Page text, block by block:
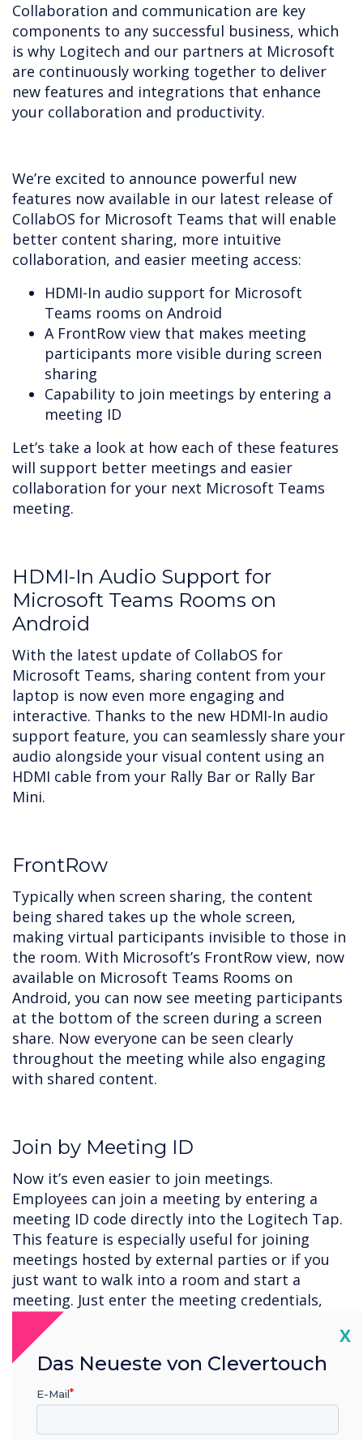
Collaboration and communication are key
components to any successful business, which
is why Logitech and our partners at Microsoft
are continuously working together to deliver
new features and integrations that enhance
your collaboration and productivity.
We’re excited to announce powerful new
features now available in our latest release of
CollabOS for Microsoft Teams that will enable
better content sharing, more intuitive
collaboration, and easier meeting access:
HDMI-In audio support for Microsoft
Teams rooms on Android
A FrontRow view that makes meeting
participants more visible during screen
sharing
Capability to join meetings by entering a
meeting ID
Let’s take a look at how each of these features
will support better meetings and easier
collaboration for your next Microsoft Teams
meeting.
HDMI-In Audio Support for
Microsoft Teams Rooms on
Android
With the latest update of CollabOS for
Microsoft Teams, sharing content from your
laptop is now even more engaging and
interactive. Thanks to the new HDMI-In audio
support feature, you can seamlessly share your
audio alongside your visual content using an
HDMI cable from your Rally Bar or Rally Bar
Mini.
FrontRow
Typically when screen sharing, the content
being shared takes up the whole screen,
making virtual participants invisible to those in
the room. With Microsoft’s FrontRow view, now
available on Microsoft Teams Rooms on
Android, you can now see meeting participants
at the bottom of the screen during a screen
share. Now everyone can be seen clearly
throughout the meeting while also engaging
with shared content.
Join by Meeting ID
Now it’s even easier to join meetings.
Employees can join a meeting by entering a
meeting ID code directly into the Logitech Tap.
This feature is especially useful for joining
meetings hosted by external parties or if you
just want to walk into a room and start a
meeting. Just enter the meeting credentials,
and join the call.
Get Started with CollabOS and
Microsoft Teams today.
X
Das Neueste von Clevertouch
E-Mail